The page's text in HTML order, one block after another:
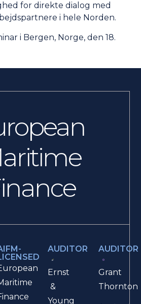
for direkte dialog med
i hele Norden.
i Bergen, Norge, den 18.
AUDITOR
Ernst
&
Young
AUDITOR
Grant
Thornton